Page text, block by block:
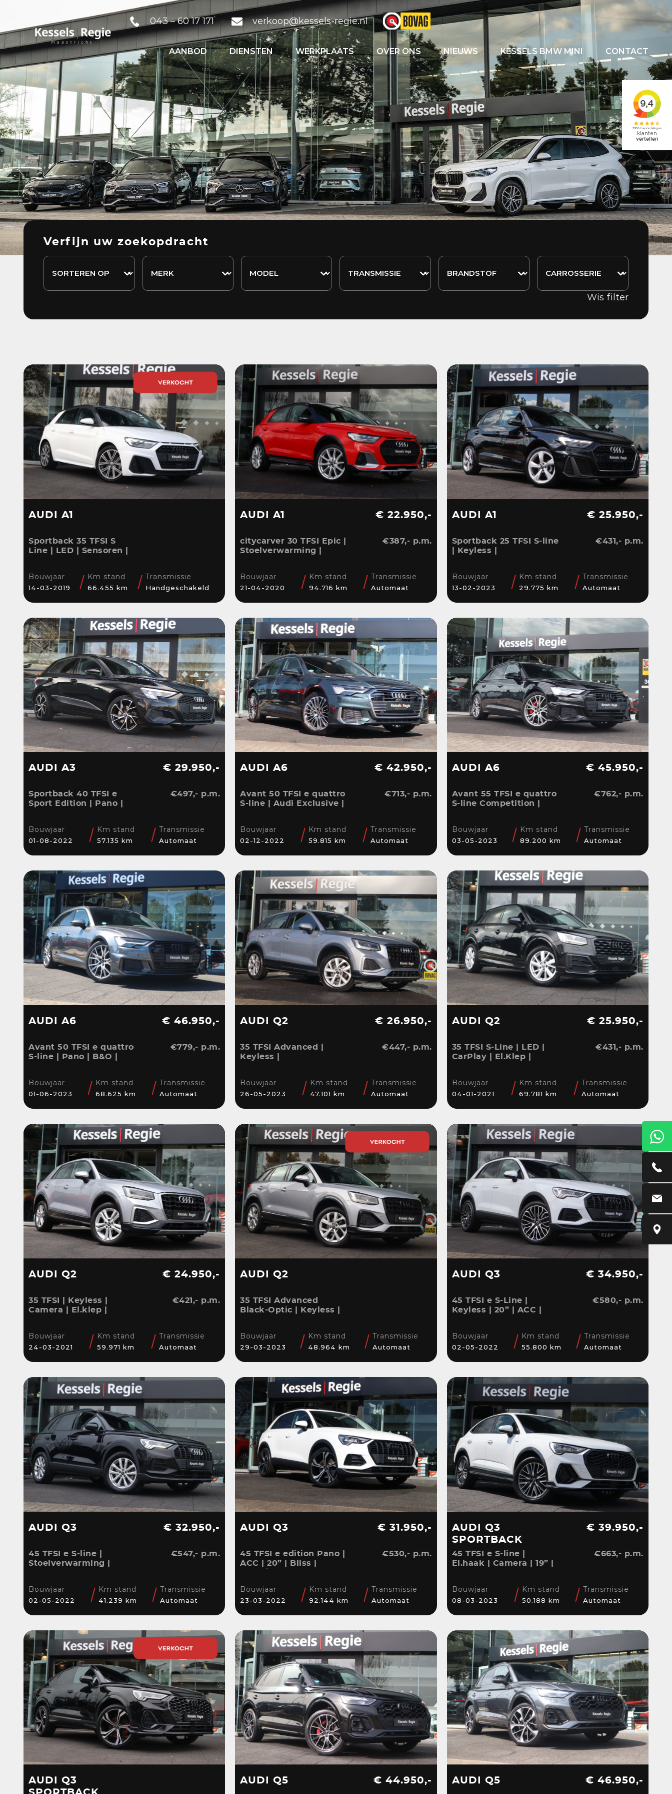
043 – 60 17 171 verkoop@kessels-regie.nl
AANBOD DIENSTEN WERKPLAATS OVER ONS NIEUWS KESSELS BMW MINI CONTACT
Verfijn uw zoekopdracht
Wis filter
AUDI A1
Sportback 35 TFSI S
Line | LED | Sensoren |
Bouwjaar
14-03-2019
Km stand
66.455 km
Transmissie
Handgeschakeld
AUDI A1
citycarver 30 TFSI Epic |
Stoelverwarming |
Navi
€ 22.950,-
€387,- p.m.
Bouwjaar
21-04-2020
Km stand
94.716 km
Transmissie
Automaat
AUDI A1
Sportback 25 TFSI S-line
| Keyless |
| Navi
€ 25.950,-
€431,- p.m.
Bouwjaar
13-02-2023
Km stand
29.775 km
Transmissie
Automaat
AUDI A3
Sportback 40 TFSI e
Sport Edition | Pano |
Stoelverwarming
€ 29.950,-
€497,- p.m.
Bouwjaar
01-08-2022
Km stand
57.135 km
Transmissie
Automaat
AUDI A6
Avant 50 TFSI e quattro
S-line | Audi Exclusive |
| Blis | CarPlay
€ 42.950,-
€713,- p.m.
Bouwjaar
02-12-2022
Km stand
59.815 km
Transmissie
Automaat
AUDI A6
Avant 55 TFSI e quattro
S-line Competition |
Ambient | Matrix | ACC |
Blis | Keyless
€ 45.950,-
€762,- p.m.
Bouwjaar
03-05-2023
Km stand
89.200 km
Transmissie
Automaat
AUDI A6
Avant 50 TFSI e quattro
S-line | Pano | B&O |
Camera | CarPlay
€ 46.950,-
€779,- p.m.
Bouwjaar
01-06-2023
Km stand
68.625 km
Transmissie
Automaat
AUDI Q2
35 TFSI Advanced |
Keyless |
| Navi | Sensoren | 17”
€ 26.950,-
€447,- p.m.
Bouwjaar
26-05-2023
Km stand
47.101 km
Transmissie
Automaat
AUDI Q2
35 TFSI S-Line | LED |
CarPlay | El.Klep |
€ 25.950,-
€431,- p.m.
Bouwjaar
04-01-2021
Km stand
69.781 km
Transmissie
Automaat
AUDI Q2
35 TFSI | Keyless |
Camera | El.klep |
€ 24.950,-
€421,- p.m.
Bouwjaar
24-03-2021
Km stand
59.971 km
Transmissie
Automaat
AUDI Q2
35 TFSI Advanced
Black-Optic | Keyless |
CarPlay | Bliss | Cruise |
Sensoren | DAB
Bouwjaar
29-03-2023
Km stand
48.964 km
Transmissie
Automaat
AUDI Q3
45 TFSI e S-Line |
Keyless | 20” | ACC |
€ 34.950,-
€580,- p.m.
Bouwjaar
02-05-2022
Km stand
55.800 km
Transmissie
Automaat
AUDI Q3
45 TFSI e S-line |
Stoelverwarming |
€ 32.950,-
€547,- p.m.
Bouwjaar
02-05-2022
Km stand
41.239 km
Transmissie
Automaat
AUDI Q3
45 TFSI e edition Pano |
ACC | 20” | Bliss |
€ 31.950,-
€530,- p.m.
Bouwjaar
23-03-2022
Km stand
92.144 km
Transmissie
Automaat
AUDI Q3
SPORTBACK
45 TFSI e S-line |
El.haak | Camera | 19” |
€ 39.950,-
€663,- p.m.
Bouwjaar
08-03-2023
Km stand
50.188 km
Transmissie
Automaat
AUDI Q3
AUDI Q5 € 44.950,- AUDI Q5 € 46.950,-